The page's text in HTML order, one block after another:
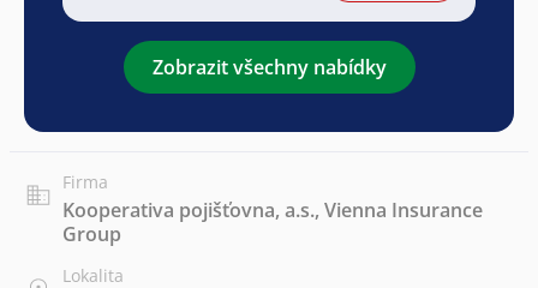
Zobrazit všechny nabídky
Firma
Kooperativa pojišťovna, a.s., Vienna Insurance
Group
Lokalita